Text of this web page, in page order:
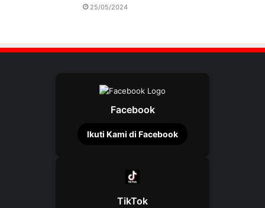
25/05/2024
Facebook
Ikuti Kami di Facebook
TikTok